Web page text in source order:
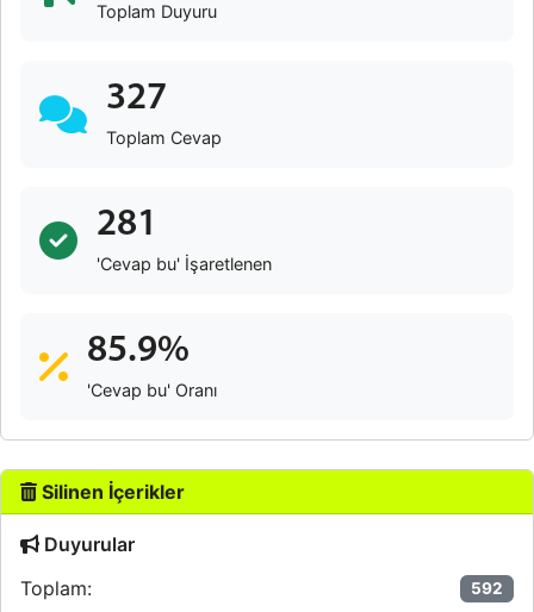
Toplam Duyuru
327
Toplam Cevap
281
'Cevap bu' İşaretlenen
85.9%
'Cevap bu' Oranı
Silinen İçerikler
Duyurular
Toplam:
592